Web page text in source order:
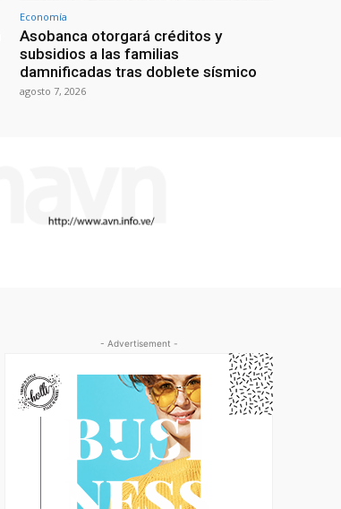
Economía
Asobanca otorgará créditos y
subsidios a las familias
damnificadas tras doblete sísmico
agosto 7, 2026
- Advertisement -